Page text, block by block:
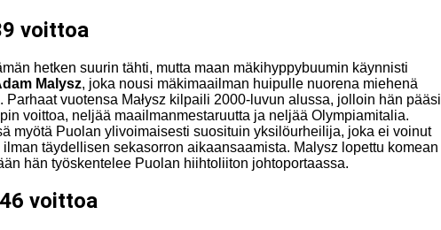
voittoa
hetken suurin tähti, mutta maan mäkihyppybuumin käynnisti
Malysz, joka nousi mäkimaailman huipulle nuorena miehenä
vuotensa Małysz kilpaili 2000-luvun alussa, jolloin hän pääsi
voittoa, neljää maailmanmestaruutta ja neljää Olympiamitalia.
myötä Puolan ylivoimaisesti suosituin yksilöurheilija, joka ei voinut
täydellisen sekasorron aikaansaamista. Malysz lopettu komean
hän työskentelee Puolan hiihtoliiton johtoportaassa.
voittoa